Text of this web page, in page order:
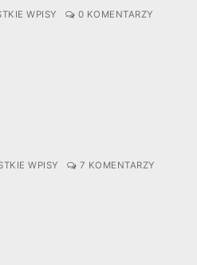
WPISY 0 KOMENTARZY
WPISY 7 KOMENTARZY